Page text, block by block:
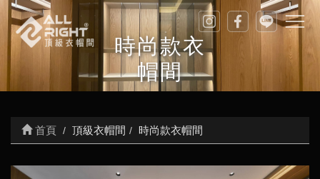
時尚款衣
帽間
首頁 頂級衣帽間 時尚款衣帽間